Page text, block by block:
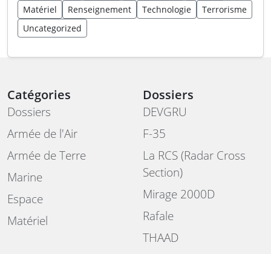
Matériel
Renseignement Technologie
Terrorisme
Uncategorized
Catégories
Dossiers
Armée de l'Air
Armée de Terre
Marine
Espace
Matériel
Dossiers
DEVGRU
F-35
La RCS (Radar Cross
Section)
Mirage 2000D
Rafale
THAAD